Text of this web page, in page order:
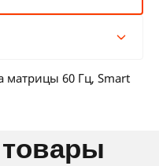
от
матрицы 60 Гц, Smart
товары